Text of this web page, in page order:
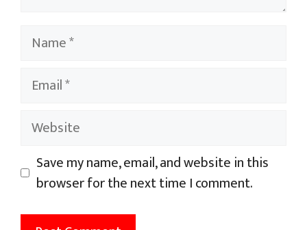
Name
Email
Website
Save my name, email, and website in this
browser for the next time I comment.